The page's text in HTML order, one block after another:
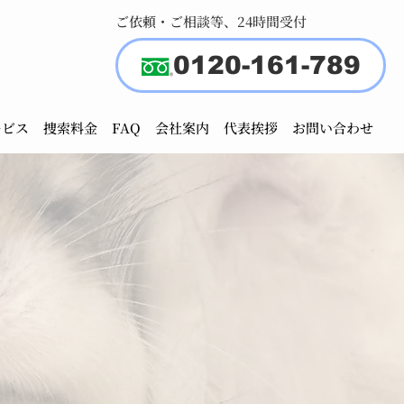
ご依頼・ご相談等、24時間受付
0120-161-789
ス 捜索料金 FAQ 会社案内 代表挨拶 お問い合わせ